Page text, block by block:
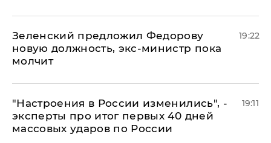
Зеленский предложил Федорову
новую должность, экс-министр пока
молчит
19:22
"Настроения в России изменились", -
эксперты про итог первых 40 дней
массовых ударов по России
19:11